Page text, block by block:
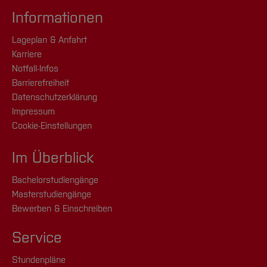
Informationen
Lageplan & Anfahrt
Karriere
Notfall-Infos
Barrierefreiheit
Datenschutzerklärung
Impressum
Cookie-Einstellungen
Im Überblick
Bachelorstudiengänge
Masterstudiengänge
Bewerben & Einschreiben
Service
Stundenpläne